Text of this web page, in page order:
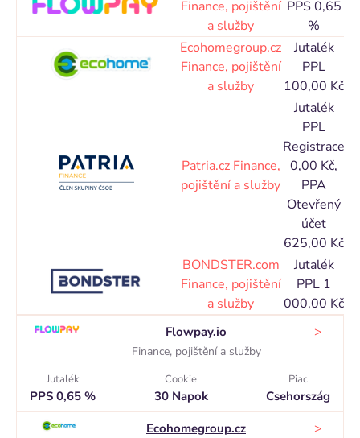
Finance, pojištění
a služby
PPS 0,65
%
Ecohomegroup.cz
Finance, pojištění
a služby
Jutalék
PPL
100,00 Kč
Patria.cz Finance,
pojištění a služby
Jutalék
PPL
Registrace
0,00 Kč,
PPA
Otevřený
účet
625,00 Kč
BONDSTER.com
Finance, pojištění
a služby
Jutalék
PPL 1
000,00 Kč
Flowpay.io
Finance, pojištění a služby
>
Jutalék
PPS 0,65 %
Cookie
30 Napok
Piac
Csehország
Ecohomegroup.cz
>